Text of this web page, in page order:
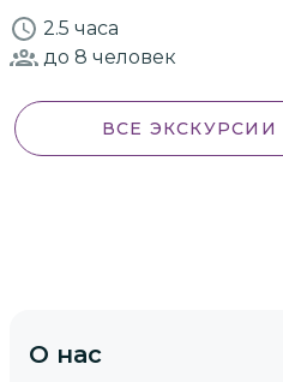
2.5 часа
до 8 человек
ВСЕ ЭКСКУРСИИ
О нас